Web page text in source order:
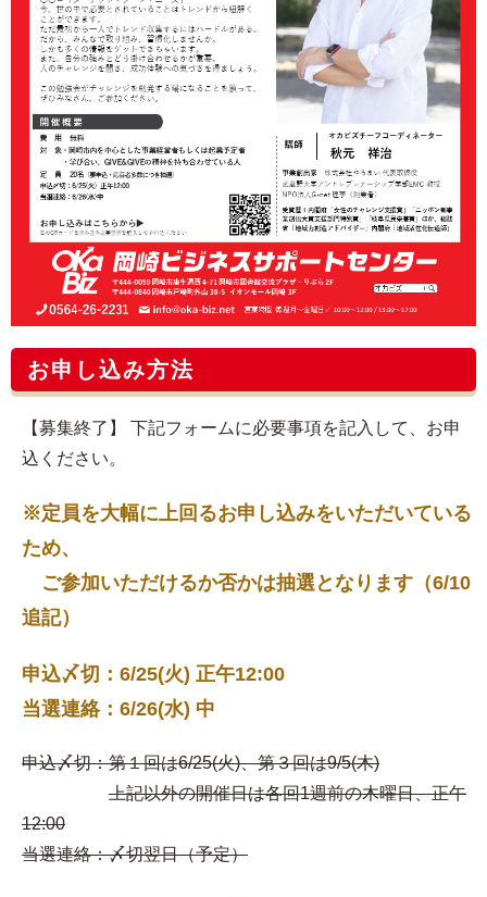
お申し込み方法
【募集終了】 下記フォームに必要事項を記入して、お申
込ください。
※定員を大幅に上回るお申し込みをいただいている
ため、
ご参加いただけるか否かは抽選となります（6/10
追記）
申込〆切：6/25(火) 正午12:00
当選連絡：6/26(水) 中
申込〆切：第１回は6/25(火)、第３回は9/5(木)
上記以外の開催日は各回1週前の木曜日、正午
12:00
当選連絡：〆切翌日（予定）